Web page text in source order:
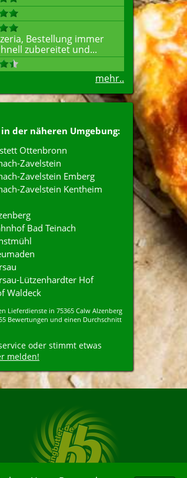
Bestellung immer
zubereitet und...
mehr..
der näheren Umgebung:
Ottenbronn
Zavelstein
Zavelstein Emberg
Zavelstein Kentheim
Bad Teinach
Lützenhardter Hof
Waldeck
Lieferdienste in 75365 Calw Alzenberg
Bewertungen und einen Durchschnitt
oder stimmt etwas
melden!